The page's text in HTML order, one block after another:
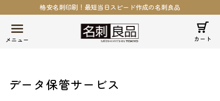
格安名刺印刷！最短当日スピード作成の名刺良品
カート
データ保管サービス